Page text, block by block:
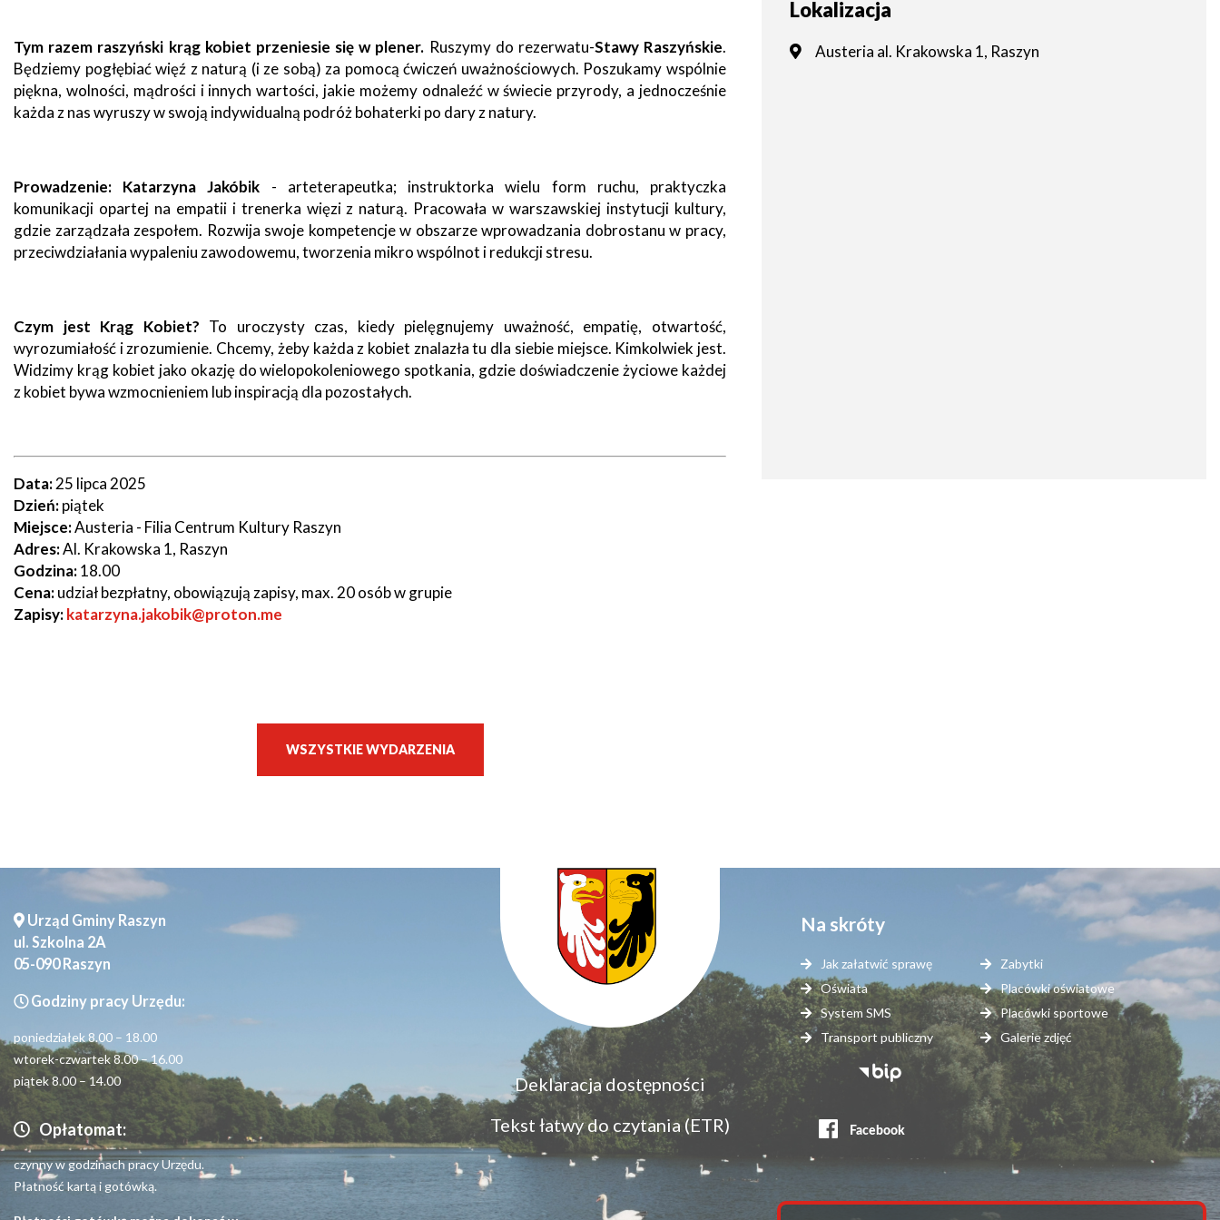
i
Gospodarka
Odpadami
Zgłaszanie
awarii
System
Konsultacje
społeczne
Planowane
wyłączenia
Will
open
in
new
window
Zamówienia
Publiczne
Eko
Raszyn
Język
migowy
w
Organizacje
pozarządowe
Jednostki
OSP
Parafie
Raszynie
Tym razem raszyński krąg kobiet przeniesie się w plener. Ruszymy do rezerwatu-Stawy Raszyńskie.
Będziemy pogłębiać więź z naturą (i ze sobą) za pomocą ćwiczeń uważnościowych. Poszukamy wspólnie
piękna, wolności, mądrości i innych wartości, jakie możemy odnaleźć w świecie przyrody, a jednocześnie
każda z nas wyruszy w swoją indywidualną podróż bohaterki po dary z natury.
Prowadzenie: Katarzyna Jakóbik - arteterapeutka; instruktorka wielu form ruchu, praktyczka
komunikacji opartej na empatii i trenerka więzi z naturą. Pracowała w warszawskiej instytucji kultury,
gdzie zarządzała zespołem. Rozwija swoje kompetencje w obszarze wprowadzania dobrostanu w pracy,
przeciwdziałania wypaleniu zawodowemu, tworzenia mikro wspólnot i redukcji stresu.
Czym jest Krąg Kobiet? To uroczysty czas, kiedy pielęgnujemy uważność, empatię, otwartość,
wyrozumiałość i zrozumienie. Chcemy, żeby każda z kobiet znalazła tu dla siebie miejsce. Kimkolwiek jest.
Widzimy krąg kobiet jako okazję do wielopokoleniowego spotkania, gdzie doświadczenie życiowe każdej
z kobiet bywa wzmocnieniem lub inspiracją dla pozostałych.
Data:25 lipca 2025
Dzień:piątek
Miejsce:Austeria - Filia Centrum Kultury Raszyn
Adres:Al. Krakowska 1, Raszyn
Godzina:18.00
Cena:udział bezpłatny, obowiązują zapisy, max. 20 osób w grupie
Zapisy:katarzyna.jakobik@proton.me
WSZYSTKIE WYDARZENIA
Lokalizacja
Austeria al. Krakowska 1, Raszyn
Urząd Gminy Raszyn
ul. Szkolna 2A
05-090 Raszyn
Godziny pracy Urzędu:
poniedziałek 8.00 – 18.00
wtorek-czwartek 8.00 – 16.00
piątek 8.00 – 14.00
Opłatomat:
czynny w godzinach pracy Urzędu.
Płatność kartą i gotówką.
dostępność
Deklaracja dostępności
Tekst łatwy do czytania (ETR)
Na skróty
Jak załatwić sprawę
Oświata
System SMS
Transport publiczny
Zabytki
Placówki oświatowe
Placówki sportowe
Galerie zdjęć
Stopka
serwisy
zewnętrzne